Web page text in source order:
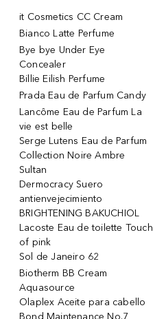
it Cosmetics CC Cream
Bianco Latte Perfume
Bye bye Under Eye
Concealer
Billie Eilish Perfume
Prada Eau de Parfum Candy
Lancôme Eau de Parfum La
vie est belle
Serge Lutens Eau de Parfum
Collection Noire Ambre
Sultan
Dermocracy Suero
antienvejecimiento
BRIGHTENING BAKUCHIOL
Lacoste Eau de toilette Touch
of pink
Sol de Janeiro 62
Biotherm BB Cream
Aquasource
Olaplex Aceite para cabello